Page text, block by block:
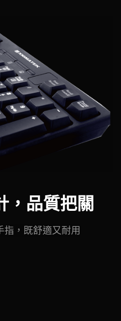
，品質把關
指，既舒適又耐用